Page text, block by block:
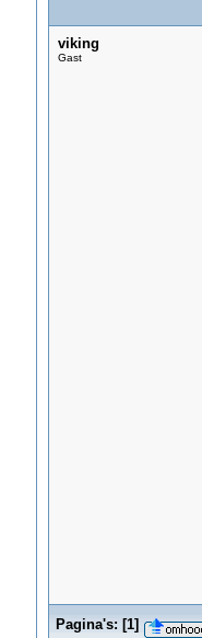
viking
Gast
Pagina's: [1]